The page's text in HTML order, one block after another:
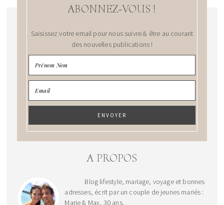
ABONNEZ-VOUS !
Saisissez votre email pour nous suivre & être au courant
des nouvelles publications !
A PROPOS
Blog lifestyle, mariage, voyage et bonnes
adresses, écrit par un couple de jeunes mariés :
Marie & Max, 30 ans.